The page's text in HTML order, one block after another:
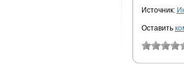
Источник:
Оставить